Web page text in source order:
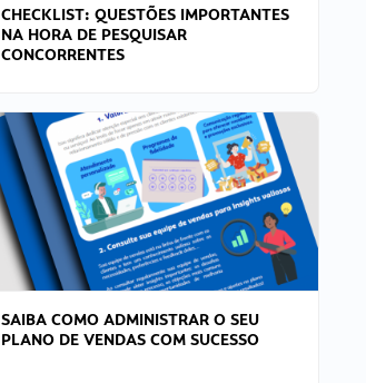
CHECKLIST: QUESTÕES IMPORTANTES
NA HORA DE PESQUISAR
CONCORRENTES
SAIBA COMO ADMINISTRAR O SEU
PLANO DE VENDAS COM SUCESSO